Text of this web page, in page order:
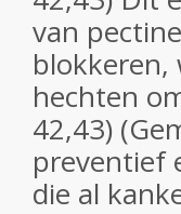
van
blokkeren,
hechten
42,43)
preventief
die al